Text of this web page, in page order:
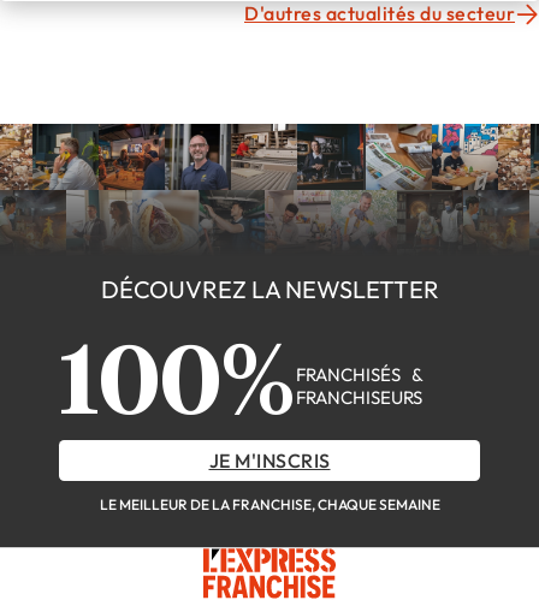
D'autres actualités du secteur
DÉCOUVREZ LA NEWSLETTER
100% FRANCHISÉS &
FRANCHISEURS
JE M'INSCRIS
LE MEILLEUR DE LA FRANCHISE, CHAQUE SEMAINE